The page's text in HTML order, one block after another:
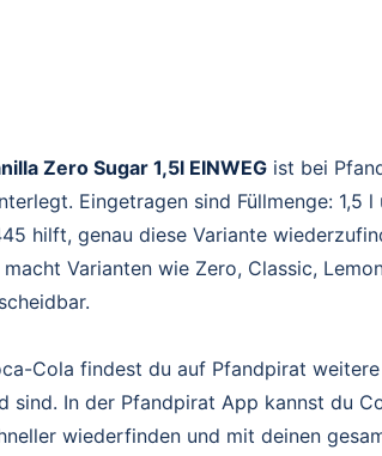
Zero Sugar 1,5l EINWEG ist bei
Eingetragen sind Füllmenge: 1,5
hilft, genau diese Variante
Varianten wie Zero, Classic,
Cola findest du auf Pfandpirat
sind. In der Pfandpirat App kannst du
wiederfinden und mit deinen